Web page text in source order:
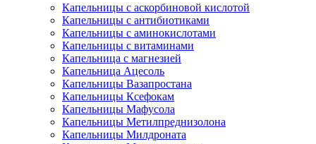
Капельницы с аскорбиновой кислотой
Капельницы с антибиотиками
Капельницы с аминокислотами
Капельницы с витаминами
Капельница с магнезией
Капельница Ацесоль
Капельницы Вазапростана
Капельницы Ксефокам
Капельницы Мафусола
Капельницы Метилпреднизолона
Капельницы Милдроната